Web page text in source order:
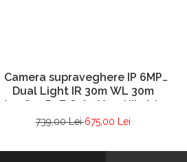
Camera supraveghere IP 6MP
Dual Light IR 30m WL 30m
microfon PoE ColorVu – Hikvision
– DS-2CD1067G2H-LIU-2.8mm
739,00 Lei675,00 Lei